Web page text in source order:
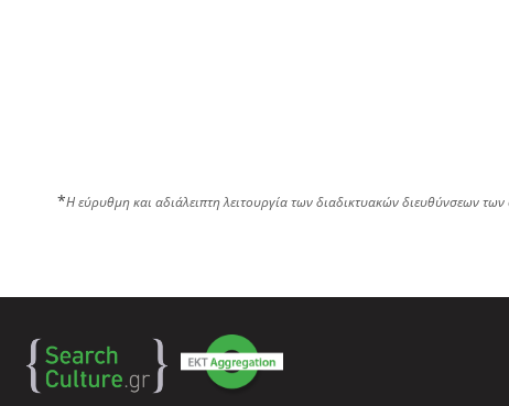
*Η εύρυθμη και αδιάλειπτη λειτουργία των διαδικτυακών διευθύνσεων